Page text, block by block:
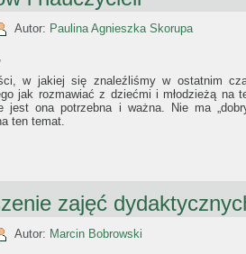
Autor: Paulina Agnieszka Skorupa
w jakiej się znaleźliśmy w ostatnim
jak rozmawiać z dziećmi i młodzieżą na
jest ona potrzebna i ważna. Nie ma
ten temat.
zajęć
Autor: Marcin Bobrowski